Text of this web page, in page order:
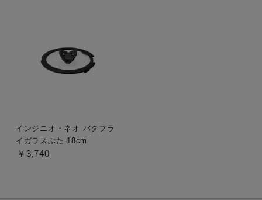
インジニオ・ネオ バタフラ
イガラスぶた 18cm
￥3,740